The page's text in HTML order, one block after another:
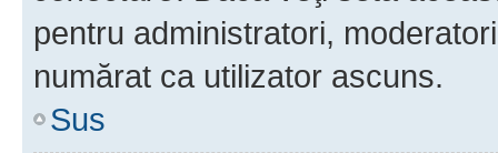
pentru administratori,
numărat ca utilizator ascuns.
Sus